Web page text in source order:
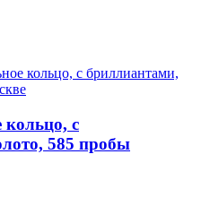
кольцо, с
585 пробы